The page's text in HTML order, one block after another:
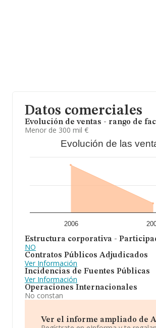
Datos comerciales
Evolución de ventas - rango de
Menor de 300 mil €
Evolución de las
2006
Estructura corporativa -
NO
Contratos Públicos Adjudicados
Ver Información
Incidencias de Fuentes Públicas
Ver Información
Operaciones Internacionales
No constan
Ver el informe ampliado de